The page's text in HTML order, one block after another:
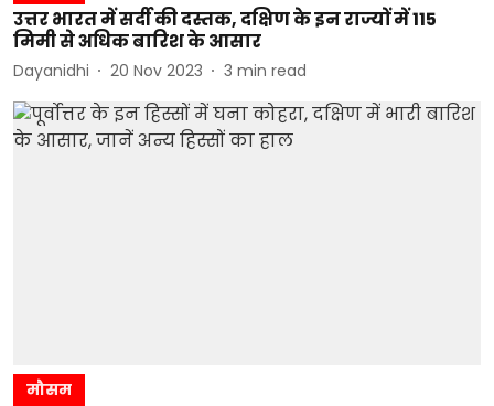
उत्तर भारत में सर्दी की दस्तक, दक्षिण के इन राज्यों में 115
मिमी से अधिक बारिश के आसार
Dayanidhi 20 Nov 2023 3 min read
मौसम